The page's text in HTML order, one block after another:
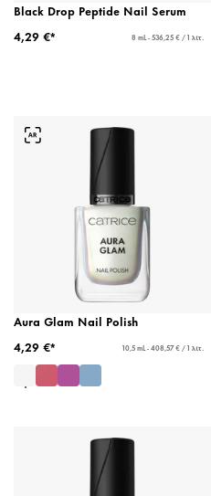
Black Drop Peptide Nail Serum
4,29 €*
8 mL - 536,25 € / 1 λίτ.
Aura Glam Nail Polish
4,29 €*
10,5 mL - 408,57 € / 1 λίτ.